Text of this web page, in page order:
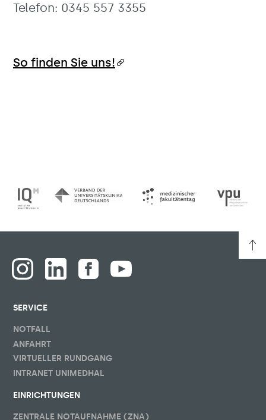
Telefon: 0345 557 3355
So finden Sie uns!
SERVICE
NOTFALL
ANFAHRT
VIRTUELLER RUNDGANG
INTRANET UNIMEDHAL
EINRICHTUNGEN
ZENTRALE NOTAUFNAHME (ZNA)